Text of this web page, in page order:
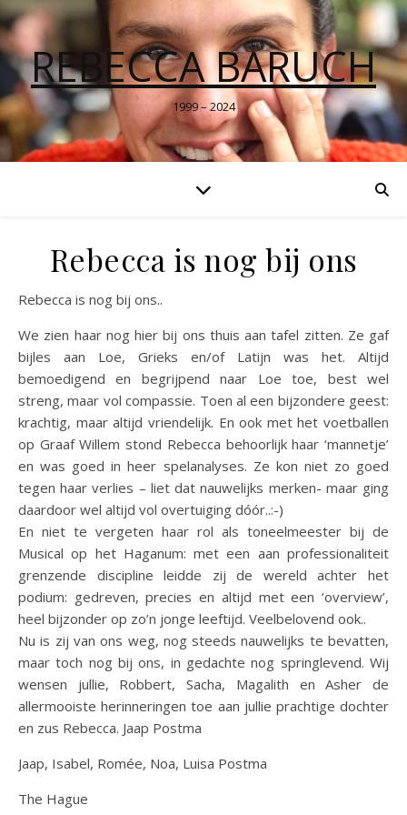
REBECCA BARUCH
1999 – 2024
Rebecca is nog bij ons
Rebecca is nog bij ons..
We zien haar nog hier bij ons thuis aan tafel zitten. Ze gaf
bijles aan Loe, Grieks en/of Latijn was het. Altijd
bemoedigend en begrijpend naar Loe toe, best wel
streng, maar vol compassie. Toen al een bijzondere geest:
krachtig, maar altijd vriendelijk. En ook met het voetballen
op Graaf Willem stond Rebecca behoorlijk haar ‘mannetje’
en was goed in heer spelanalyses. Ze kon niet zo goed
tegen haar verlies – liet dat nauwelijks merken- maar ging
daardoor wel altijd vol overtuiging dóór..:-)
En niet te vergeten haar rol als toneelmeester bij de
Musical op het Haganum: met een aan professionaliteit
grenzende discipline leidde zij de wereld achter het
podium: gedreven, precies en altijd met een ‘overview’,
heel bijzonder op zo’n jonge leeftijd. Veelbelovend ook..
Nu is zij van ons weg, nog steeds nauwelijks te bevatten,
maar toch nog bij ons, in gedachte nog springlevend. Wij
wensen jullie, Robbert, Sacha, Magalith en Asher de
allermooiste herinneringen toe aan jullie prachtige dochter
en zus Rebecca. Jaap Postma
Jaap, Isabel, Romée, Noa, Luisa Postma
The Hague